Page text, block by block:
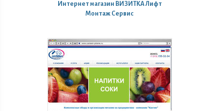
Интернет магазин ВИЗИТКА Лифт
Монтаж Сервис